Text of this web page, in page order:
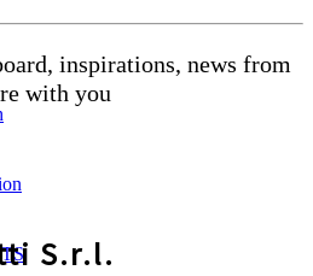
inspirations, news from
with you
S.r.l.